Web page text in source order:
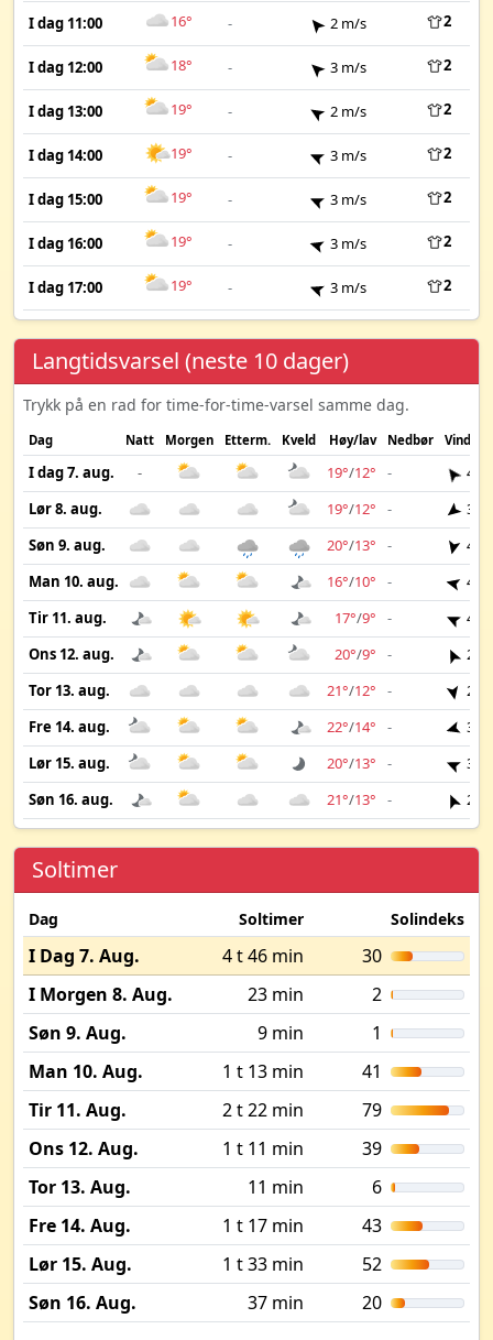
I dag 11:00 16° - 2 m/s 2
I dag 12:00 18° - 3 m/s 2
I dag 13:00 19° - 2 m/s 2
I dag 14:00 19° - 3 m/s 2
I dag 15:00 19° - 3 m/s 2
I dag 16:00 19° - 3 m/s 2
I dag 17:00 19° - 3 m/s 2
Langtidsvarsel (neste 10 dager)
Trykk på en rad for time-for-time-varsel samme dag.
Dag Natt Morgen Etterm. Kveld Høy/lav Nedbør Vind
I dag 7. aug. - 19°/12° -
4
Lør 8. aug.
19°/12° -
3
Søn 9. aug.
20°/13° -
4
Man 10. aug.
16°/10° -
4
Tir 11. aug.
17°/9° -
4
Ons 12. aug.
20°/9° -
2
Tor 13. aug.
21°/12° -
2
Fre 14. aug.
22°/14° -
3
Lør 15. aug.
20°/13° -
3
Søn 16. aug.
21°/13° - 2
Soltimer
Dag Soltimer Solindeks
I Dag 7. Aug. 4 t 46 min
30
I Morgen 8. Aug.
23 min
2
Søn 9. Aug.
9 min
1
Man 10. Aug.
1 t 13 min
41
Tir 11. Aug.
2 t 22 min
79
Ons 12. Aug.
1 t 11 min
39
Tor 13. Aug.
11 min
6
Fre 14. Aug.
1 t 17 min
43
Lør 15. Aug.
1 t 33 min
52
Søn 16. Aug.
37 min 20